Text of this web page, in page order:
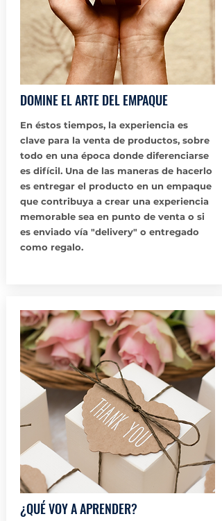
DOMINE EL ARTE DEL EMPAQUE
En éstos tiempos, la experiencia es
clave para la venta de productos, sobre
todo en una época donde diferenciarse
es difícil. Una de las maneras de hacerlo
es entregar el producto en un empaque
que contribuya a crear una experiencia
memorable sea en punto de venta o si
es enviado vía "delivery" o entregado
como regalo.
¿QUÉ VOY A APRENDER?